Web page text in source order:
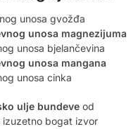
unosa gvožđa
unosa magnezijuma
unosa bjelančevina
unosa mangana
unosa cinka
ulje bundeve od
izuzetno bogat izvor